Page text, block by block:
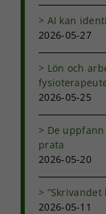
AI kan
2026-05-27
Lön och
2026-05-25
De
prata
2026-05-20
2026-05-11